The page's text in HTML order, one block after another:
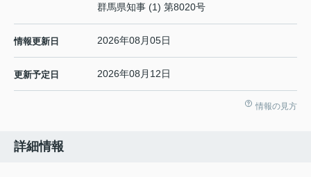
群馬県知事 (1) 第8020号
情報更新日 2026年08月05日
更新予定日 2026年08月12日
情報の見方
詳細情報